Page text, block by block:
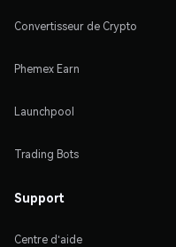
Convertisseur de Crypto
Phemex Earn
Launchpool
Trading Bots
Support
Centre d'aide